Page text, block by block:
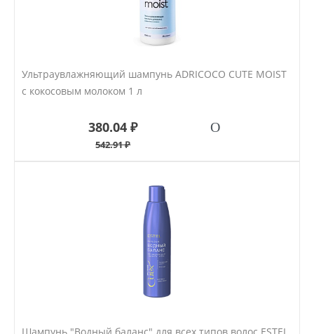
Ультраувлажняющий шампунь ADRICOCO CUTE MOIST
с кокосовым молоком 1 л
380.04 ₽
542.91 ₽